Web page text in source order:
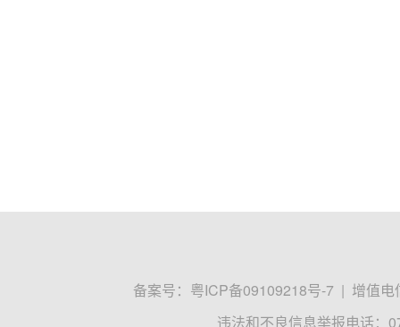
备案号： 粤ICP备09109218号-7 | 增值电
违法和不良信息举报电话：